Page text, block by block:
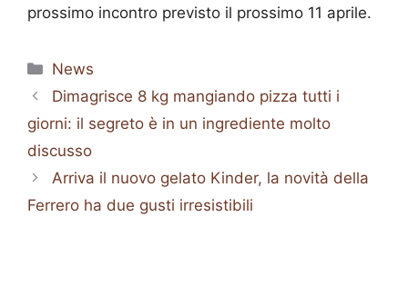
prossimo incontro previsto il prossimo 11 aprile.
Categorie
News
Dimagrisce 8 kg mangiando pizza tutti i
giorni: il segreto è in un ingrediente molto
discusso
Arriva il nuovo gelato Kinder, la novità della
Ferrero ha due gusti irresistibili